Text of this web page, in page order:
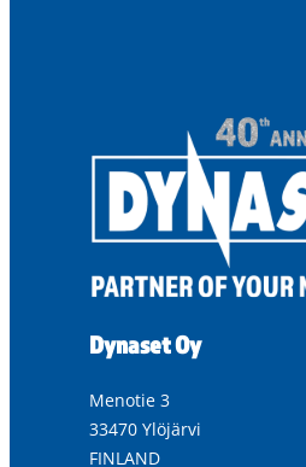
Dynaset Oy
Menotie 3
33470 Ylöjärvi
FINLAND